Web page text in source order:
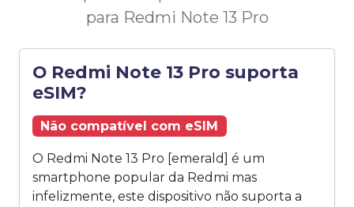
para Redmi Note 13 Pro
O Redmi Note 13 Pro suporta
eSIM?
Não compatível com eSIM
O Redmi Note 13 Pro [emerald] é um
smartphone popular da Redmi mas
infelizmente, este dispositivo não suporta a